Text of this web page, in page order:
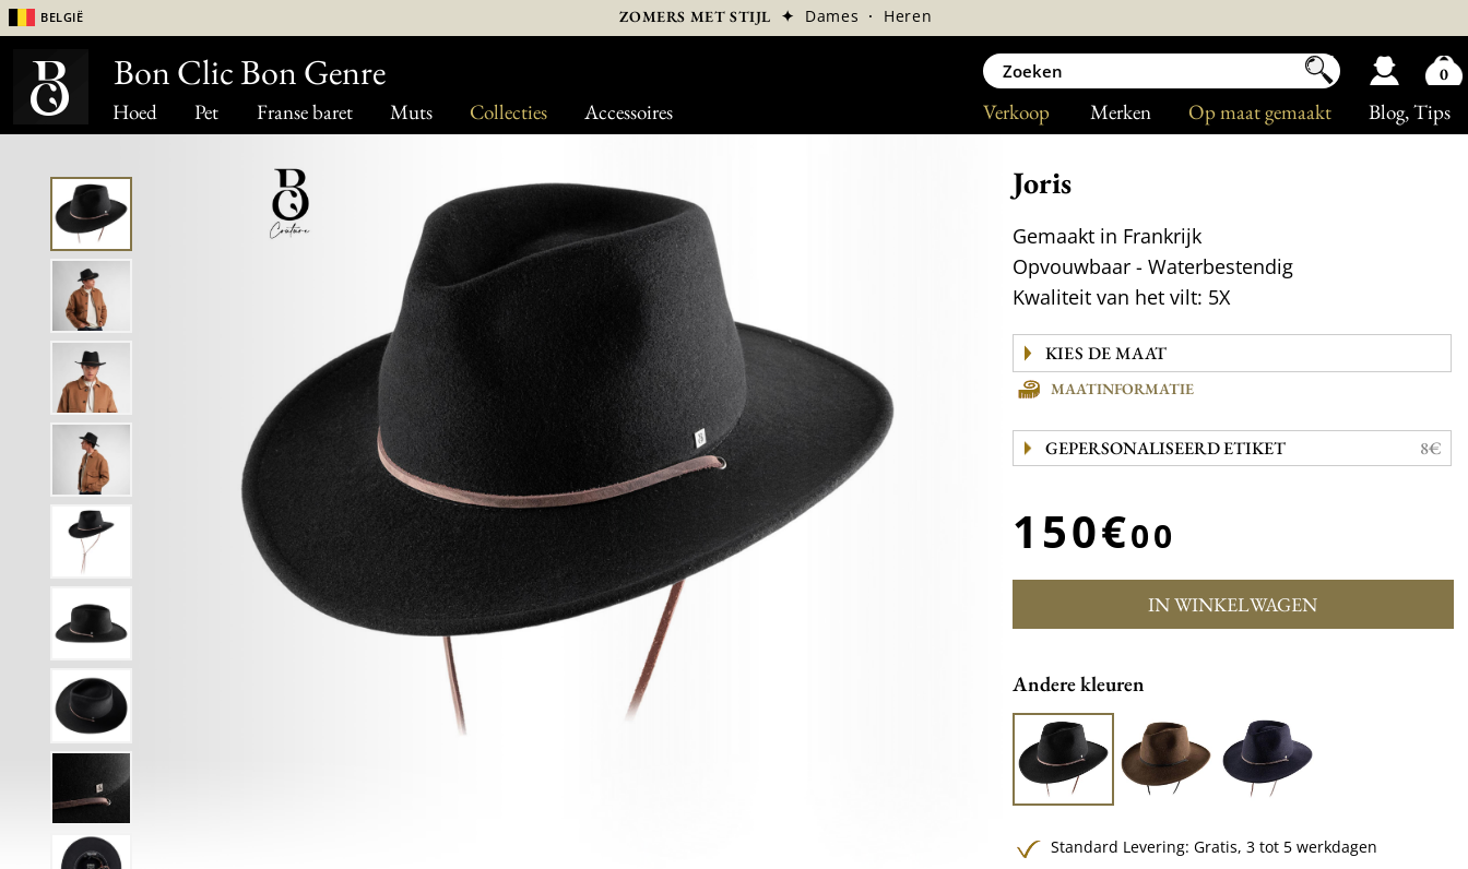
Hoed Pet Franse baret Muts Collecties Accessoires Blog, Tips
Op maat gemaakt
Merken
Verkoop
België ZOMERS MET STIJL ✦ Dames · Heren
Joris
Gemaakt in Frankrijk
Opvouwbaar - Waterbestendig
Kwaliteit van het vilt: 5X
MAATINFORMATIE
GEPERSONALISEERD ETIKET 8€
150€00
IN WINKELWAGEN
Andere kleuren
Standard Levering:Gratis,3 tot 5 werkdagen
Bon Clic Bon Genre 0